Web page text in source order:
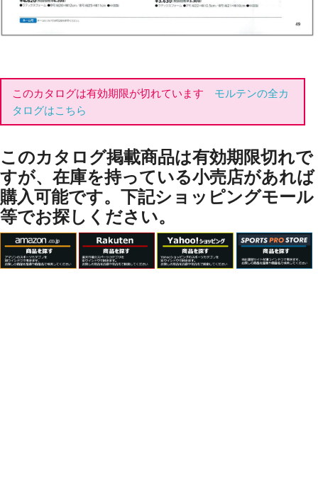
このカタログは有効期限が切れています モルテンの全カ
タログはこちら
このカタログ掲載商品は有効期限切れで
すが、在庫を持っている小売店があれば
購入可能です。下記ショッピングモール
等でお探しください。